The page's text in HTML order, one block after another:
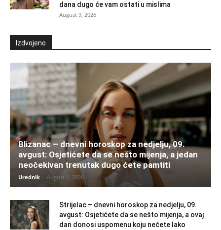
dana dugo će vam ostati u mislima
August 9, 2026
Izdvojeno
Blizanac – dnevni horoskop za nedjelju, 09.
avgust: Osjetićete da se nešto mijenja, a jedan
neočekivan trenutak dugo ćete pamtiti
Urednik - August 9, 2026
Strijelac – dnevni horoskop za nedjelju, 09.
avgust: Osjetićete da se nešto mijenja, a ovaj
dan donosi uspomenu koju nećete lako